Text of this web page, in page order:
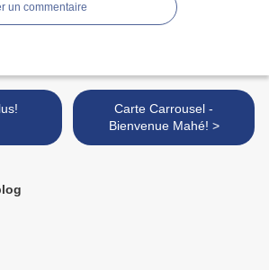
un commentaire
Carte Carrousel -
Bienvenue Mahé! >